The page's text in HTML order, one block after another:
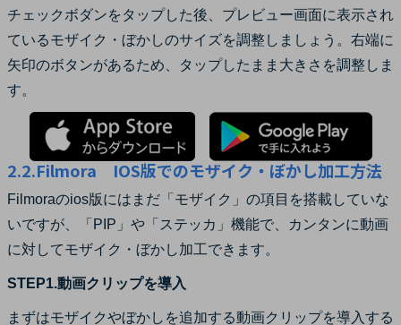
チェックボダンをタップした後、プレビュー画面に表示され
ているモザイク・ぼかしのサイズを調整しましょう。右端に
矢印のボタンがあるため、タップしたまま大きさを調整しま
す。
2.2.Filmora IOS版でのモザイク・ぼかし加工方法
Filmoraのios版にはまだ「モザイク」の項目を搭載していな
いですが、「PIP」や「ステッカ」機能で、カンタンに動画
に対してモザイク・ぼかし加工できます。
STEP1.動画クリップを導入
まずはモザイクやぼかしを追加する動画クリップを導入する